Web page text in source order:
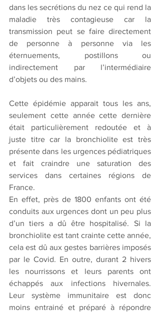
dans les secrétions du nez ce qui rend la
maladie très contagieuse car la
transmission peut se faire directement
de personne à personne via les
éternuements, postillons ou
indirectement par l’intermédiaire
d’objets ou des mains.
Cette épidémie apparait tous les ans,
seulement cette année cette dernière
était particulièrement redoutée et à
juste titre car la bronchiolite est très
présente dans les urgences pédiatriques
et fait craindre une saturation des
services dans certaines régions de
France.
En effet, près de 1800 enfants ont été
conduits aux urgences dont un peu plus
d’un tiers a dû être hospitalisé. Si la
bronchiolite est tant crainte cette année,
cela est dû aux gestes barrières imposés
par le Covid. En outre, durant 2 hivers
les nourrissons et leurs parents ont
échappés aux infections hivernales.
Leur système immunitaire est donc
moins entrainé et préparé à répondre